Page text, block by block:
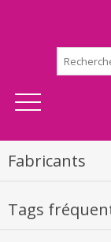
Fabricants
Tags